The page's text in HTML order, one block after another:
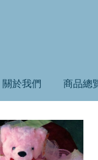
關於我們 商品總